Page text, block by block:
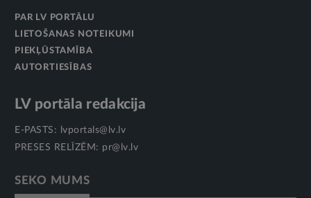
PAR LV PORTĀLU
LIETOŠANAS NOTEIKUMI
PIEKĻŪSTAMĪBA
AUTORTIESĪBAS
LV portāla redakcija
E-PASTS:
lvportals@lv.lv
PRESES RELĪZĒM: pr@lv.lv
SEKO MUMS